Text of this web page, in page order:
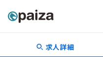
転職・キャリア求人詳細